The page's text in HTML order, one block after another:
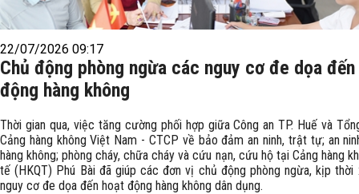
22/07/2026 09:17
Chủ động phòng ngừa các nguy cơ đe dọa
động hàng không
Thời gian qua, việc tăng cường phối hợp giữa Công an TP. Huế và
Cảng hàng không Việt Nam - CTCP về bảo đảm an ninh, trật tự; an
hàng không; phòng cháy, chữa cháy và cứu nạn, cứu hộ tại Cảng hàng
tế (HKQT) Phú Bài đã giúp các đơn vị chủ động phòng ngừa, kịp
nguy cơ đe dọa đến hoạt động hàng không dân dụng.